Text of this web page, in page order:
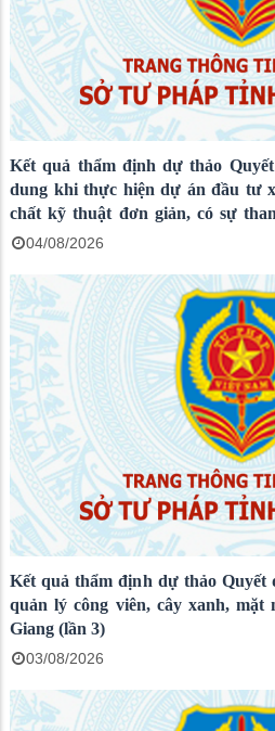
Kết quả thẩm định dự thảo
dung khi thực hiện dự án đầu tư
chất kỹ thuật đơn giản, có sự
Chương trình mục tiêu quốc gia
04/08/2026
Kết quả thẩm định dự thảo Quyết
quản lý công viên, cây xanh,
Giang (lần 3)
03/08/2026